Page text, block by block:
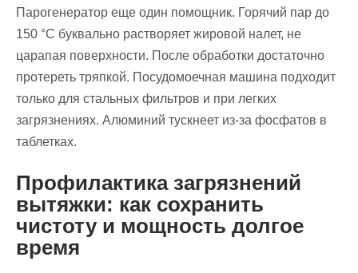
Парогенератор еще один помощник. Горячий пар до
150 °C буквально растворяет жировой налет, не
царапая поверхности. После обработки достаточно
протереть тряпкой. Посудомоечная машина подходит
только для стальных фильтров и при легких
загрязнениях. Алюминий тускнеет из-за фосфатов в
таблетках.
Профилактика загрязнений
вытяжки: как сохранить
чистоту и мощность долгое
время